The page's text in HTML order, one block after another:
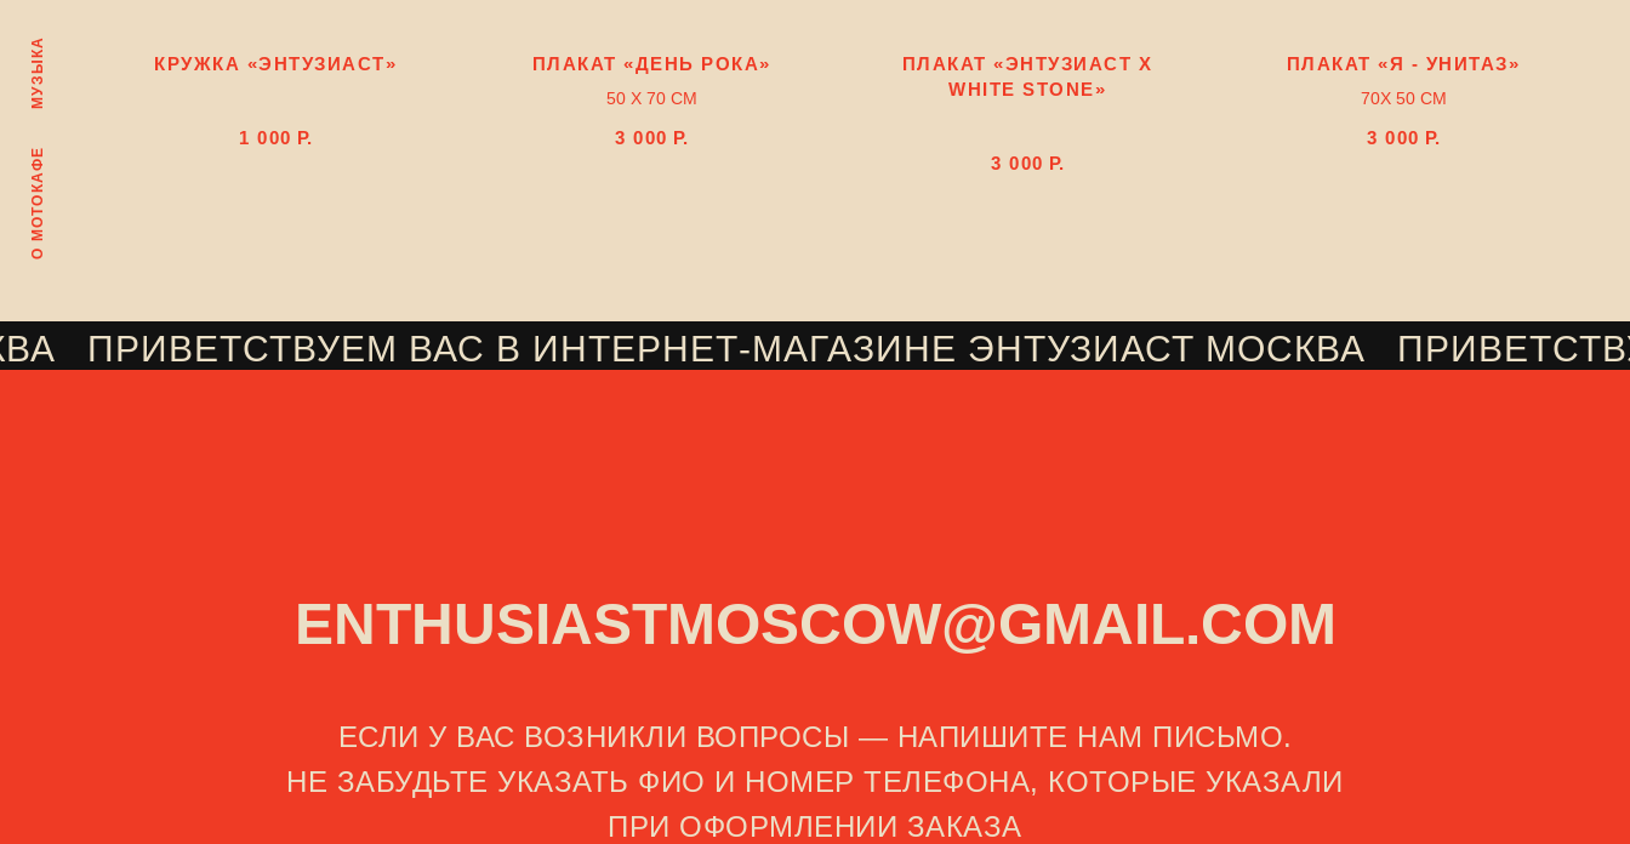
О МОТОКАФЕ
МУЗЫКА КРУЖКА «ЭНТУЗИАСТ»
1 000 Р.
ПЛАКАТ «ДЕНЬ РОКА»
50 Х 70 СМ
3 000 Р.
ПЛАКАТ «ЭНТУЗИАСТ X
WHITE STONE»
3 000 Р.
ПЛАКАТ «Я - УНИТАЗ»
70Х 50 СМ
3 000 Р.
ПРИВЕТСТВУЕМ ВАС В ИНТЕРНЕТ-МАГАЗИНЕ ЭНТУЗИАСТ МОСКВА
ENTHUSIASTMOSCOW@GMAIL.COM
ЕСЛИ У ВАС ВОЗНИКЛИ ВОПРОСЫ — НАПИШИТЕ НАМ ПИСЬМО.
НЕ ЗАБУДЬТЕ УКАЗАТЬ ФИО И НОМЕР ТЕЛЕФОНА, КОТОРЫЕ УКАЗАЛИ
ПРИ ОФОРМЛЕНИИ ЗАКАЗА